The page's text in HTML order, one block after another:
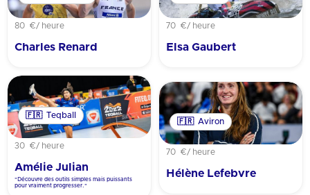
80 €/ heure
Charles Renard
70 €/ heure
Elsa Gaubert
🇫🇷 Teqball
30 €/ heure
Amélie Julian
"Découvre des outils simples mais puissants
pour vraiment progresser."
🇫🇷 Aviron
70 €/ heure
Hélène Lefebvre